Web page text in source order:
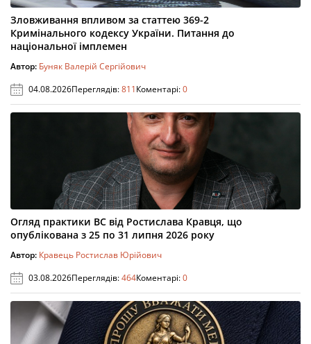
Зловживання впливом за статтею 369-2
Кримінального кодексу України. Питання до
національної імплемен
Автор: Буняк Валерій Сергійович
04.08.2026Переглядів:811Коментарі:0
Огляд практики ВС від Ростислава Кравця, що
опублікована з 25 по 31 липня 2026 року
Автор: Кравець Ростислав Юрійович
03.08.2026Переглядів:464Коментарі:0